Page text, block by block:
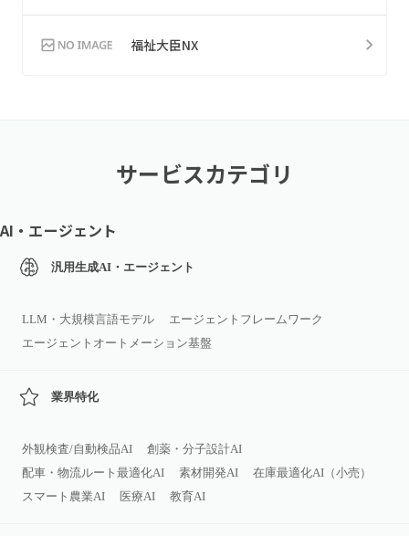
福祉大臣NX
サービスカテゴリ
AI・エージェント
汎用生成AI・エージェント
LLM・大規模言語モデル
エージェントフレームワーク
エージェントオートメーション基盤
業界特化
外観検査/自動検品AI
創薬・分子設計AI
配車・物流ルート最適化AI
素材開発AI
在庫最適化AI（小売）
スマート農業AI
医療AI 教育AI